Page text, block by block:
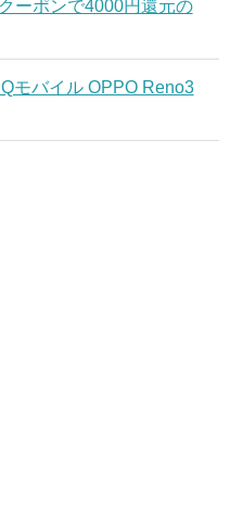
ーポンで4000円還元の
モバイル OPPO Reno3